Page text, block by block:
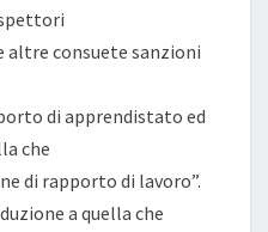
altre consuete sanzioni
di apprendistato ed
che
di rapporto di lavoro”.
a quella che